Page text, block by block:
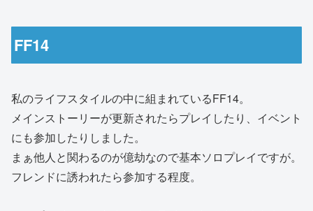
FF14
私のライフスタイルの中に組まれているFF14。
メインストーリーが更新されたらプレイしたり、イベント
にも参加したりしました。
まぁ他人と関わるのが億劫なので基本ソロプレイですが。
フレンドに誘われたら参加する程度。